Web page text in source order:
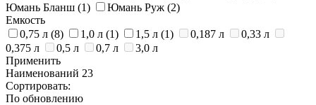
Юмань Бланш (1) Юмань Руж (2)
Емкость
0,75 л (8) 1,0 л (1) 1,5 л (1) 0,187 л
0,33 л
0,375 л
0,5 л 0,7 л
3,0 л
Применить
Наименований 23
Сортировать:
По обновлению